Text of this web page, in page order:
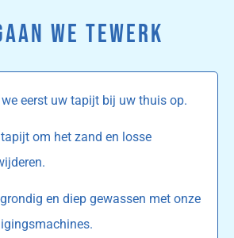
WE TEWERK
eerst uw tapijt bij uw thuis op.
om het zand en losse
en diep gewassen met onze